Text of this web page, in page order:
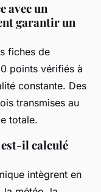
avec un
garantir un
fiches de
points vérifiés à
constante. Des
transmises au
totale.
il calculé
intègrent en